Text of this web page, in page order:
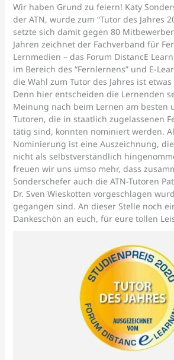
Wir haben Grund zu feiern! Katy
der ATN, wurde zum “Tutor des Jahres
setzte sich damit gegen 80
Jahren zeichnet der Fachverband für
Lernmedien – das Forum DistancE
im Bereich des “Fernlernens” und E-
die Wahl zum Tutor des Jahres ist
Denn hier entscheiden die Lernenden
Meinung nach beim Lernen am besten
Tutoren, die in staatlich zugelassenen
tätig sind, konnten nominiert werden.
Nominierung ist eine Auszeichnung,
nicht als selbstverständlich
freuen wir uns umso mehr, dass
Sonderschefer auch die ATN-Tutoren
Dr. Sven Wieskotten vorgeschlagen
gegangen sind. An dieser Stelle noch
Dankeschön an euch, für eure tollen